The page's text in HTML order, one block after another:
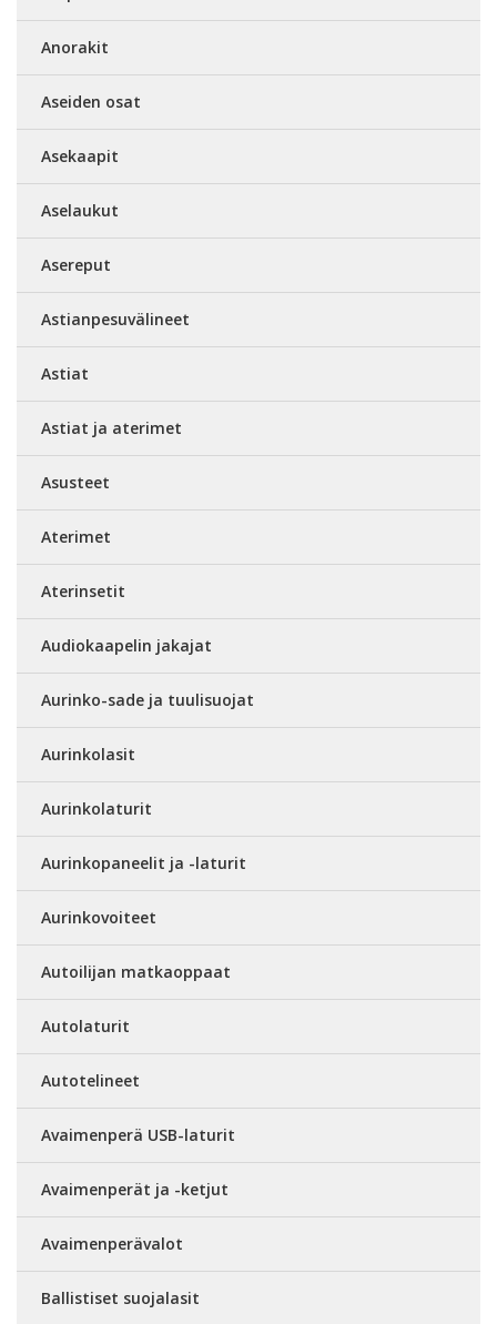
Anorakit
Aseiden osat
Asekaapit
Aselaukut
Asereput
Astianpesuvälineet
Astiat
Astiat ja aterimet
Asusteet
Aterimet
Aterinsetit
Audiokaapelin jakajat
Aurinko-sade ja tuulisuojat
Aurinkolasit
Aurinkolaturit
Aurinkopaneelit ja -laturit
Aurinkovoiteet
Autoilijan matkaoppaat
Autolaturit
Autotelineet
Avaimenperä USB-laturit
Avaimenperät ja -ketjut
Avaimenperävalot
Ballistiset suojalasit